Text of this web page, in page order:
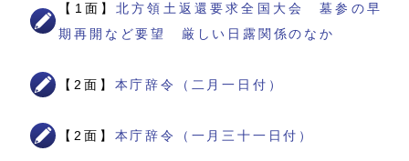
【1面】北方領土返還要求全国大会 墓参の早
期再開など要望 厳しい日露関係のなか
【2面】 本庁辞令（二月一日付）
【2面】 本庁辞令（一月三十一日付）